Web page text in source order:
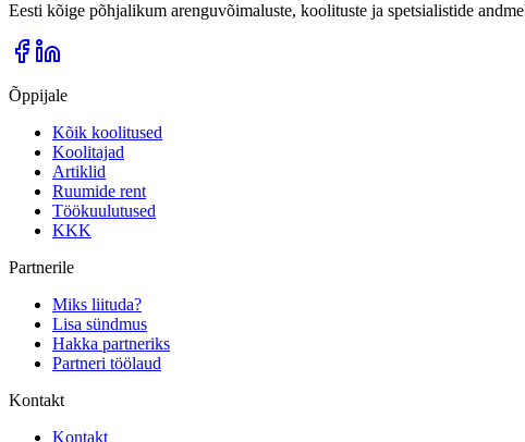
Eesti kõige põhjalikum arenguvõimaluste, koolituste ja spetsialistide
Õppijale
Kõik koolitused
Koolitajad
Artiklid
Ruumide rent
Töökuulutused
KKK
Partnerile
Miks liituda?
Lisa sündmus
Hakka partneriks
Partneri töölaud
Kontakt
Kontakt